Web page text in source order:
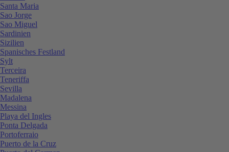
Santa Maria
Sao Jorge
Sao Miguel
Sardinien
Sizilien
Spanisches Festland
Sylt
Terceira
Teneriffa
Sevilla
Madalena
Messina
Playa del Ingles
Ponta Delgada
Portoferraio
Puerto de la Cruz